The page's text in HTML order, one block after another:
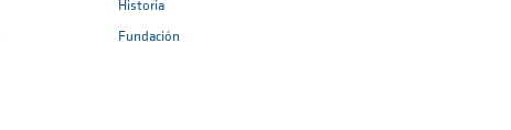
Historia
Fundación